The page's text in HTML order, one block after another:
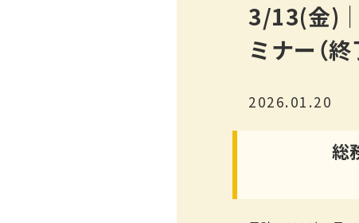
3/13(金)
ミナー（終
2026.01.20
総